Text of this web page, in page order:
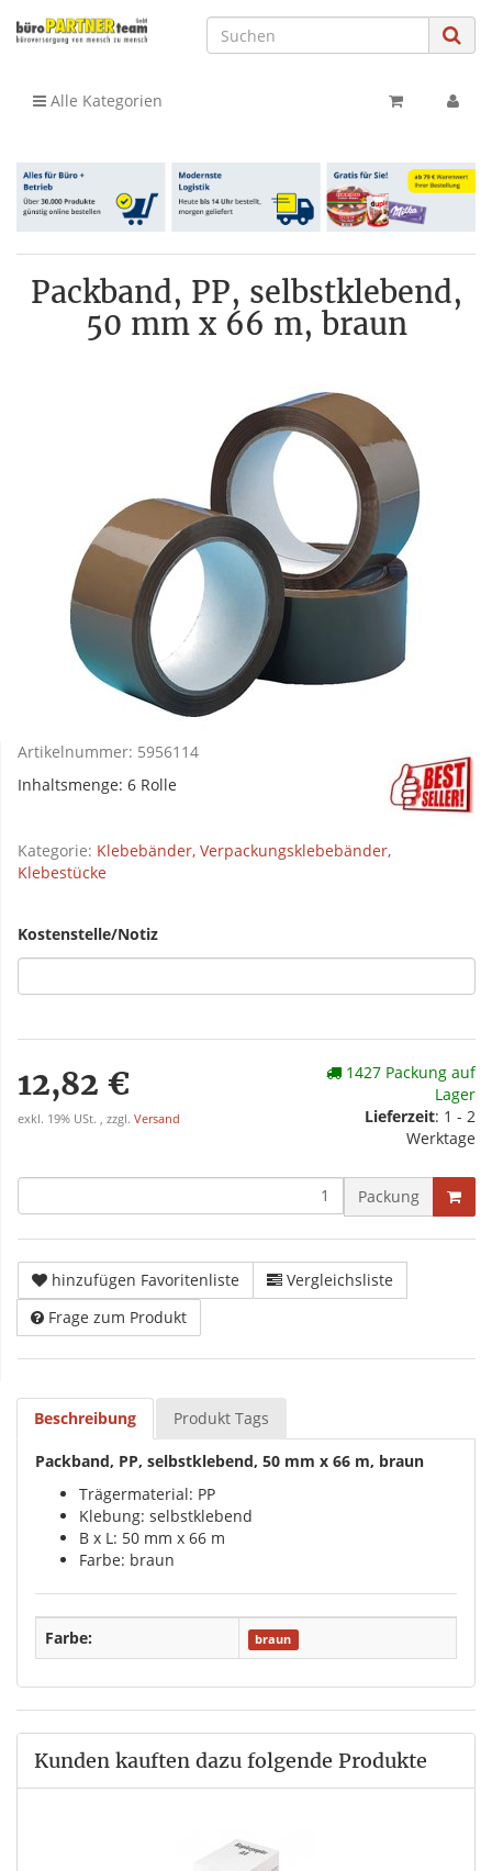
Alle Kategorien
Packband, PP, selbstklebend,
50 mm x 66 m, braun
Artikelnummer: 5956114
Inhaltsmenge: 6 Rolle
Kategorie: Klebebänder, Verpackungsklebebänder,
Klebestücke
Kostenstelle/Notiz
12,82 €
exkl. 19% USt. , zzgl. Versand
1427 Packung auf
Lager
Lieferzeit: 1 - 2
Werktage
Packung
hinzufügen Favoritenliste
Vergleichsliste
Frage zum Produkt
Beschreibung Produkt Tags
Packband, PP, selbstklebend, 50 mm x 66 m, braun
Trägermaterial: PP
Klebung: selbstklebend
B x L: 50 mm x 66 m
Farbe: braun
Farbe: braun
Kunden kauften dazu folgende Produkte